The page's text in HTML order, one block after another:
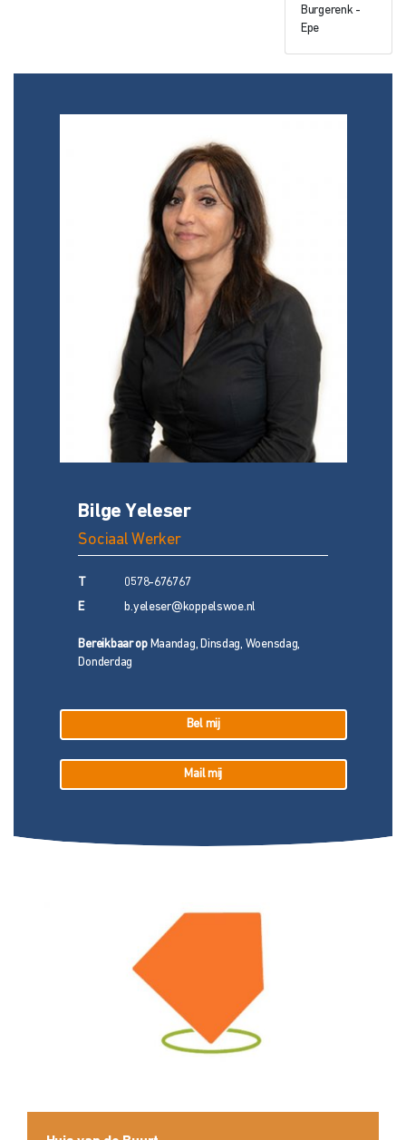
Burgerenk -
Epe
Bilge Yeleser
Sociaal Werker
0578-676767
E b.yeleser@koppelswoe.nl
Bereikbaar opMaandag, Dinsdag, Woensdag,
Donderdag
Bel mij
Mail mij